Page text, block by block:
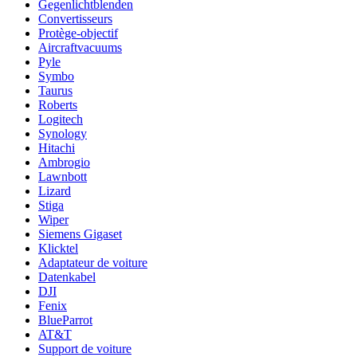
Gegenlichtblenden
Convertisseurs
Protège-objectif
Aircraftvacuums
Pyle
Symbo
Taurus
Roberts
Logitech
Synology
Hitachi
Ambrogio
Lawnbott
Lizard
Stiga
Wiper
Siemens Gigaset
Klicktel
Adaptateur de voiture
Datenkabel
DJI
Fenix
BlueParrot
AT&T
Support de voiture